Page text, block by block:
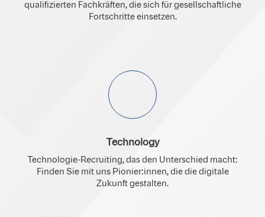
qualifizierten Fachkräften, die sich für gesellschaftliche
Fortschritte einsetzen.
Technology
Technologie-Recruiting, das den Unterschied macht:
Finden Sie mit uns Pionier:innen, die die digitale
Zukunft gestalten.